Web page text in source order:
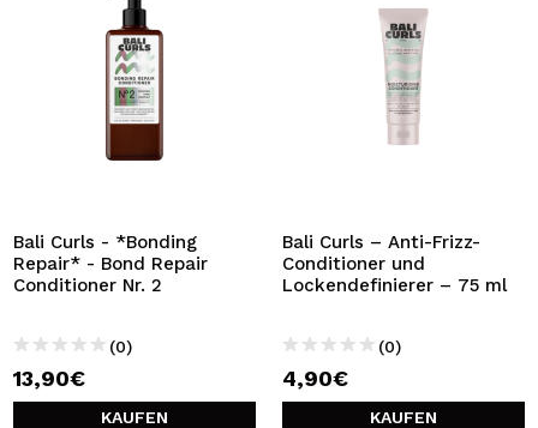
Bali Curls - *Bonding
Repair* - Bond Repair
Conditioner Nr. 2
(0)
13,90€
KAUFEN
Bali Curls – Anti-Frizz-
Conditioner und
Lockendefinierer – 75 ml
(0)
4,90€
KAUFEN